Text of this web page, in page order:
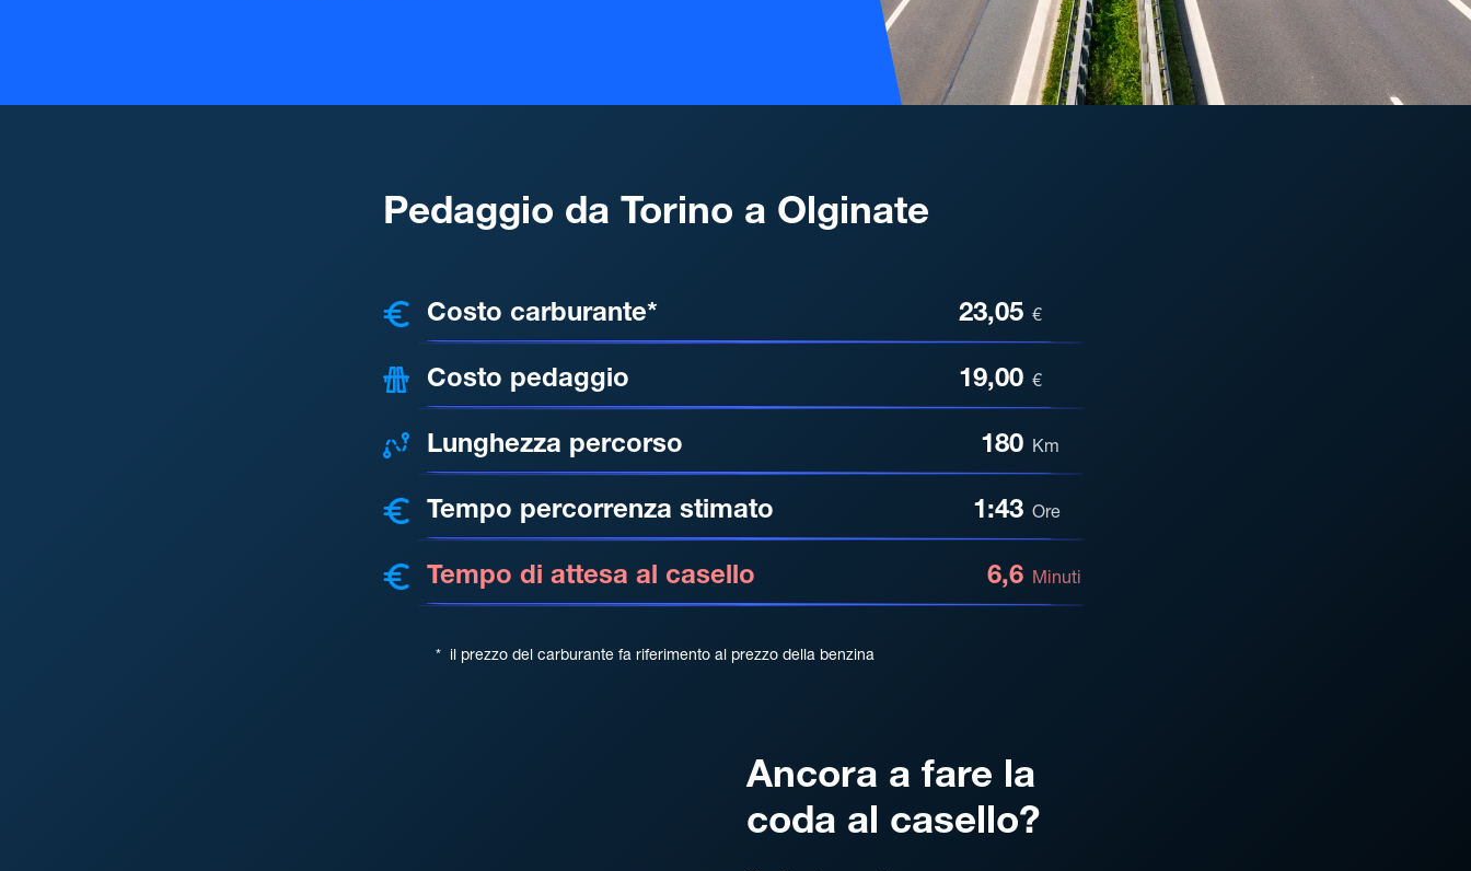
Pedaggio da Torino a Olginate
Costo carburante* 23,05 €
Costo pedaggio 19,00 €
Lunghezza percorso 180 Km
Tempo percorrenza stimato 1:43 Ore
Tempo di attesa al casello 6,6 Minuti
* il prezzo del carburante fa riferimento al prezzo della benzina
Ancora a fare la
coda al casello?